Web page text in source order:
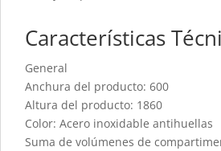
Características
General
Anchura del producto: 600
Altura del producto: 1860
Color: Acero inoxidable antihuellas
Suma de volúmenes de